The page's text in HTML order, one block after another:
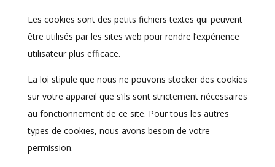
Les cookies sont des petits fichiers textes qui peuvent
être utilisés par les sites web pour rendre l’expérience
utilisateur plus efficace.
La loi stipule que nous ne pouvons stocker des cookies
sur votre appareil que s’ils sont strictement nécessaires
au fonctionnement de ce site. Pour tous les autres
types de cookies, nous avons besoin de votre
permission.